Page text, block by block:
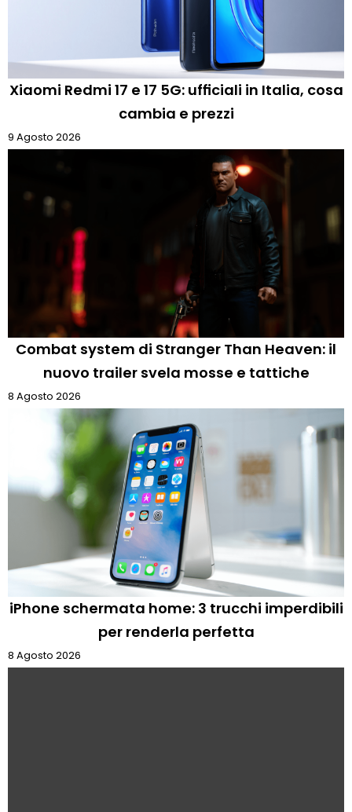
Xiaomi Redmi 17 e 17 5G: ufficiali in Italia, cosa
cambia e prezzi
9 Agosto 2026
Combat system di Stranger Than Heaven: il
nuovo trailer svela mosse e tattiche
8 Agosto 2026
iPhone schermata home: 3 trucchi imperdibili
per renderla perfetta
8 Agosto 2026